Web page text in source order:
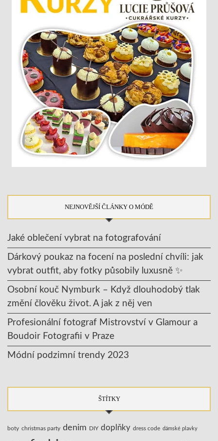
NEJNOVĚJŠÍ ČLÁNKY O MÓDĚ
Jaké oblečení vybrat na fotografování
Dárkový poukaz na focení na poslední chvíli: jak
vybrat outfit, aby fotky působily luxusně ✨
Osobní kouč Nymburk – Když dlouhodobý tlak
změní člověku život. A jak z něj ven
Profesionální fotograf Mistrovství v Glamour a
Boudoir Fotografii v Praze
Módní podzimní trendy 2023
ŠTÍTKY
boty christmas party denim DIY doplňky dress code dámské plavky